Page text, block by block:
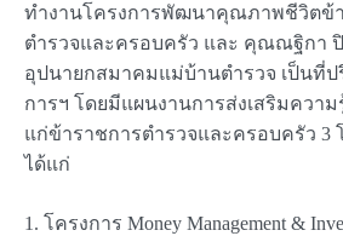
ทำงานโครงการพัฒนาคุณภาพชีวิตข้
ตำรวจและครอบครัว และ คุณณฐิกา
อุปนายกสมาคมแม่บ้านตำรวจ เป็นที่ป
การฯ โดยมีแผนงานการส่งเสริมความ
แก่ข้าราชการตำรวจและครอบครัว 3
ได้แก่
1. โครงการ Money Management &